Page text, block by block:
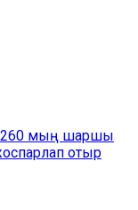
260 мың шаршы
отыр